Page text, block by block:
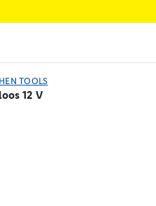
TOOLS
12 V